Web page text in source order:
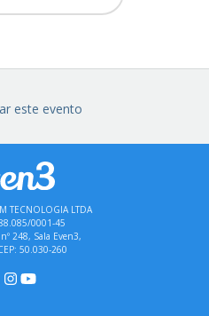
este evento
TECNOLOGIA LTDA
0001-45
248, Sala Even3,
50.030-260